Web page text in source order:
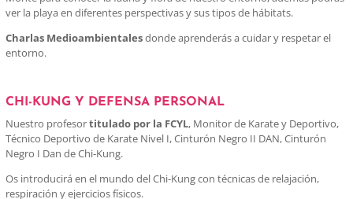
ver la playa en diferentes perspectivas y sus tipos de hábitats.
Charlas Medioambientalesdonde aprenderás a cuidar y respetar el
entorno.
CHI-KUNG Y DEFENSA PERSONAL
Nuestro profesortitulado por la FCYL, Monitor de Karate y Deportivo,
Técnico Deportivo de Karate Nivel I, Cinturón Negro II DAN, Cinturón
Negro I Dan de Chi-Kung.
Os introducirá en el mundo del Chi-Kung con técnicas de relajación,
respiración y ejercicios físicos.